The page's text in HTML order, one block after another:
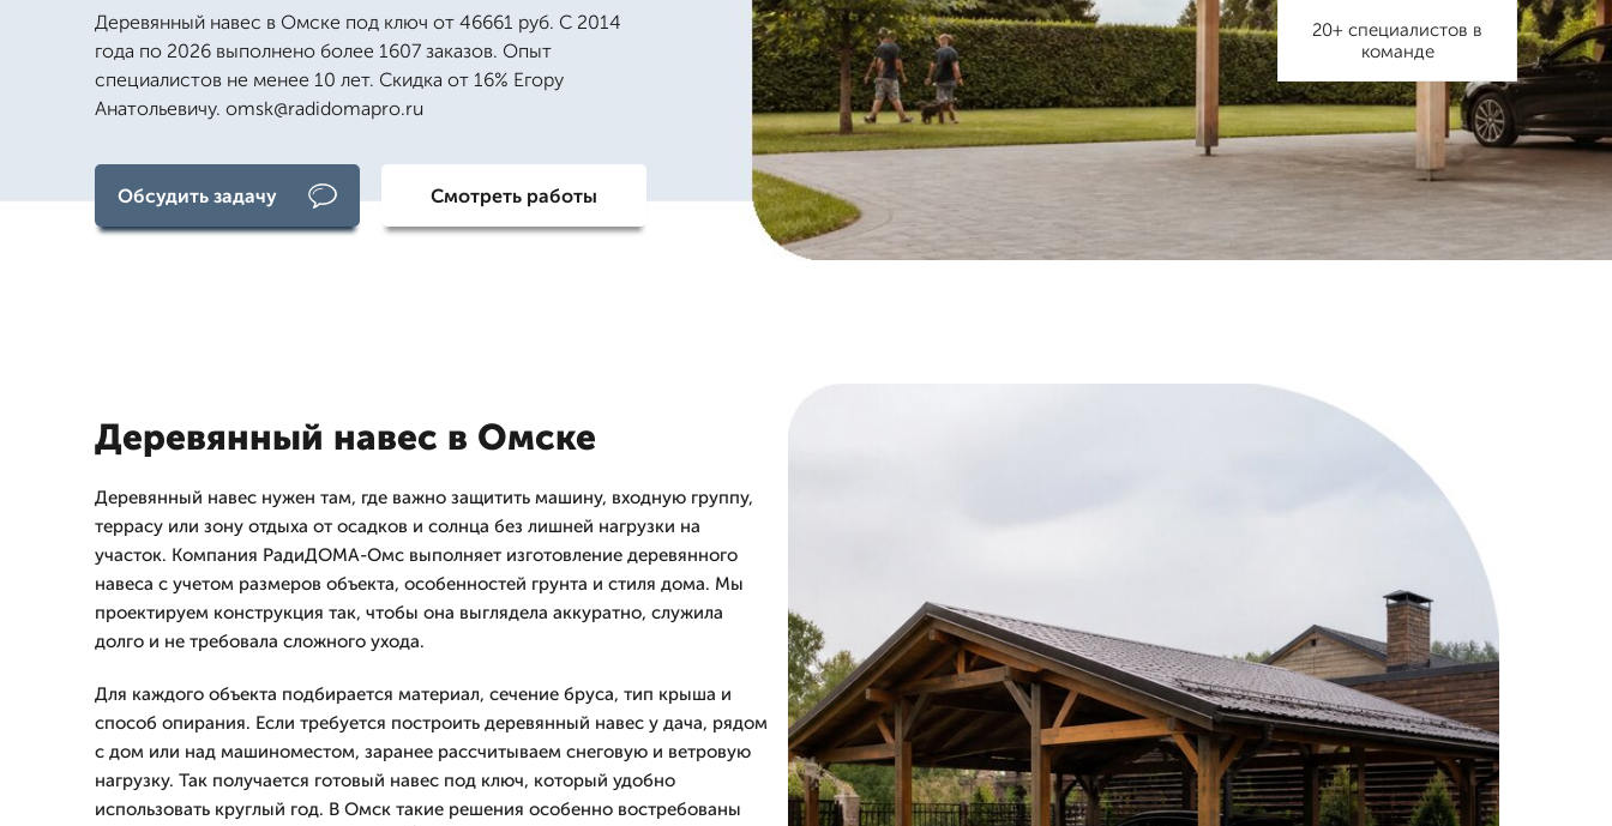
Деревянный навес в Омске под ключ от 46661 руб. С 2014
года по 2026 выполнено более 1607 заказов. Опыт
специалистов не менее 10 лет. Скидка от 16% Егору
Анатольевичу. omsk@radidomapro.ru
Обсудить задачу Смотреть работы
20+ специалистов в
команде
Деревянный навес в Омске
Деревянный навес нужен там, где важно защитить машину, входную группу,
террасу или зону отдыха от осадков и солнца без лишней нагрузки на
участок. Компания РадиДОМА-Омс выполняет изготовление деревянного
навеса с учетом размеров объекта, особенностей грунта и стиля дома. Мы
проектируем конструкция так, чтобы она выглядела аккуратно, служила
долго и не требовала сложного ухода.
Для каждого объекта подбирается материал, сечение бруса, тип крыша и
способ опирания. Если требуется построить деревянный навес у дача, рядом
с дом или над машиноместом, заранее рассчитываем снеговую и ветровую
нагрузку. Так получается готовый навес под ключ, который удобно
использовать круглый год. В Омск такие решения особенно востребованы